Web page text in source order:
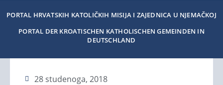
PORTAL HRVATSKIH KATOLIČKIH MISIJA I ZAJEDNICA U NJEMAČKOJ
PORTAL DER KROATISCHEN KATHOLISCHEN GEMEINDEN IN
DEUTSCHLAND
28 studenoga, 2018